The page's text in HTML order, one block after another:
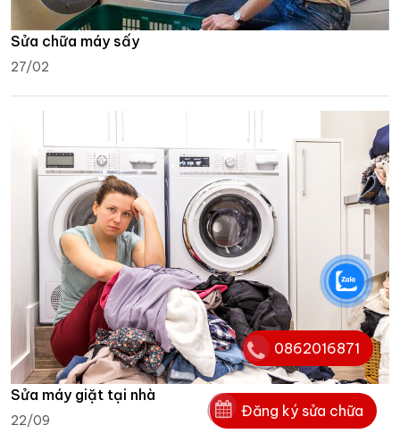
Sửa chữa máy sấy
27/02
Sửa máy giặt tại nhà
22/09
Đăng ký sửa chữa
0862016871